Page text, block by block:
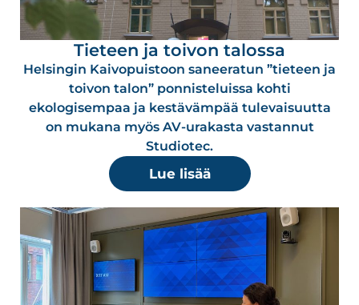
Tieteen ja toivon talossa
Helsingin Kaivopuistoon saneeratun ”tieteen ja
toivon talon” ponnisteluissa kohti
ekologisempaa ja kestävämpää tulevaisuutta
on mukana myös AV-urakasta vastannut
Studiotec.
Lue lisää